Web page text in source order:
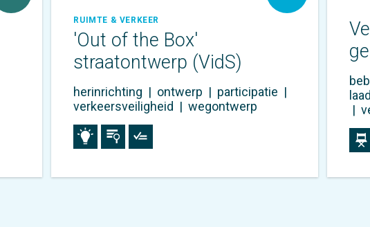
RUIMTE & VERKEER
'Out of the Box'
straatontwerp (VidS)
herinrichting | ontwerp | participatie |
verkeersveiligheid | wegontwerp
|